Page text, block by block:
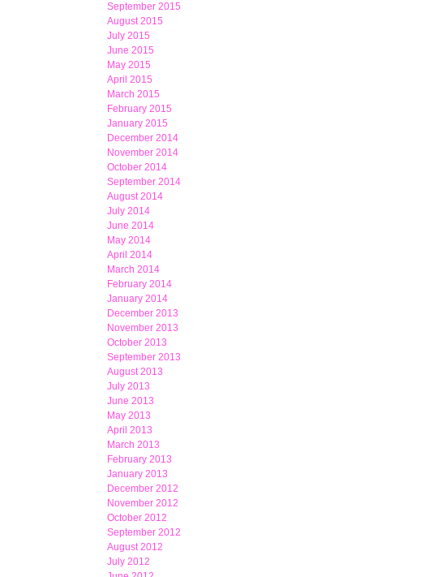
September 2015
August 2015
July 2015
June 2015
May 2015
April 2015
March 2015
February 2015
January 2015
December 2014
November 2014
October 2014
September 2014
August 2014
July 2014
June 2014
May 2014
April 2014
March 2014
February 2014
January 2014
December 2013
November 2013
October 2013
September 2013
August 2013
July 2013
June 2013
May 2013
April 2013
March 2013
February 2013
January 2013
December 2012
November 2012
October 2012
September 2012
August 2012
July 2012